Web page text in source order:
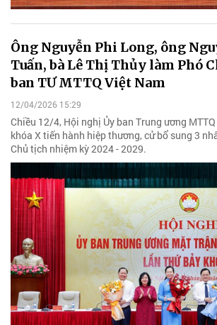
Ông Nguyễn Phi Long, ông
Tuấn, bà Lê Thị Thủy làm Phó
ban TƯ MTTQ Việt Nam
12/04/2026 15:29
Chiều 12/4, Hội nghị Ủy ban Trung ương
khóa X tiến hành hiệp thương, cử bổ sung 3
Chủ tịch nhiệm kỳ 2024 - 2029.